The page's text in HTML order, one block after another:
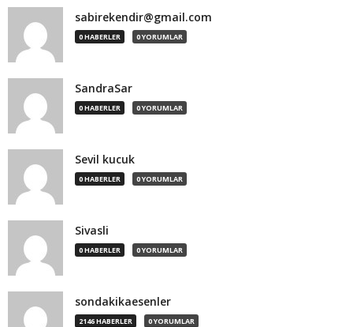
sabirekendir@gmail.com
0 HABERLER 0 YORUMLAR
SandraSar
0 HABERLER 0 YORUMLAR
Sevil kucuk
0 HABERLER 0 YORUMLAR
Sivasli
0 HABERLER 0 YORUMLAR
sondakikaesenler
2146 HABERLER 0 YORUMLAR